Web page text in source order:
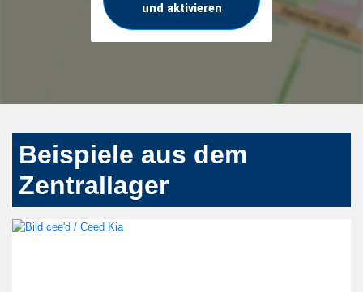
und aktivieren
Beispiele aus dem
Zentrallager